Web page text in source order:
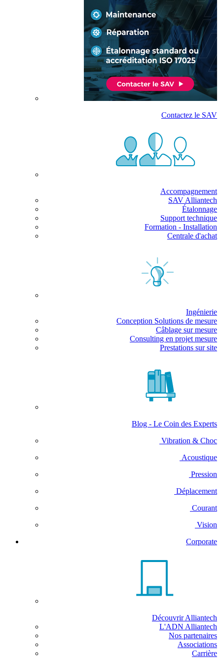
Contactez le SAV
Accompagnement
SAV Alliantech
Étalonnage
Support technique
Formation - Installation
Centrale d'achat
Ingénierie
Conception Solutions de mesure
Câblage sur mesure
Consulting en projet mesure
Prestations sur site
Blog - Le Coin des Experts
Vibration & Choc
Acoustique
Pression
Déplacement
Courant
Vision
Corporate
Découvrir Alliantech
L'ADN Alliantech
Nos partenaires
Associations
Carrière